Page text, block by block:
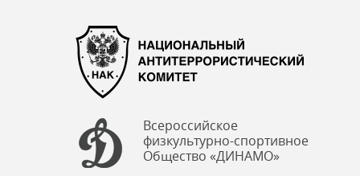
Всероссийское
физкультурно-спортивное
Общество «ДИНАМО»